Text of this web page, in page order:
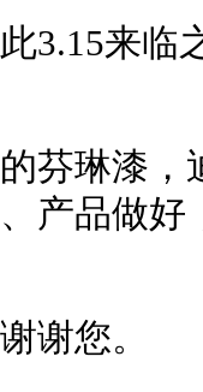
3.15来
芬琳漆
产品做
谢您。